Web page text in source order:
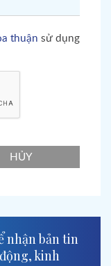
thuận sử dụng
HỦY
nhận bản tin
kinh